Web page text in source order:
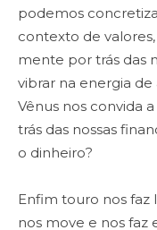
podemos
contexto de
mente por trás das
vibrar na energia de
Vênus nos convida
trás das nossas
o dinheiro?
Enfim touro nos faz
nos move e nos faz